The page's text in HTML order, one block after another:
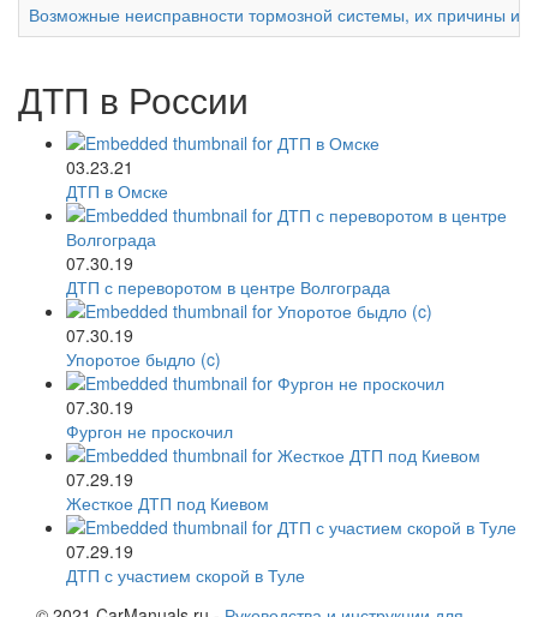
Возможные неисправности тормозной системы, их причины и
ДТП в России
03.23.21
ДТП в Омске
07.30.19
ДТП с переворотом в центре Волгограда
07.30.19
Упоротое быдло (c)
07.30.19
Фургон не проскочил
07.29.19
Жесткое ДТП под Киевом
07.29.19
ДТП с участием скорой в Туле